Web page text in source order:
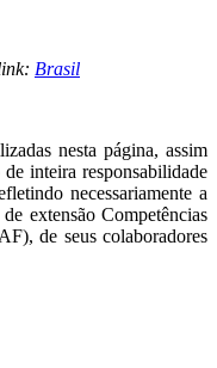
Brasil
nesta página, assim
inteira responsabilidade
necessariamente a
extensão Competências
de seus colaboradores